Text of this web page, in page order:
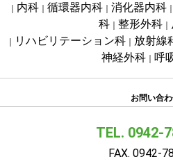
内科 循環器内科 消化器内科
科
整形外科
リハビリテーション科｜ 放射線
神経外科
呼
お問い合
TEL. 0942-
FAX. 0942-